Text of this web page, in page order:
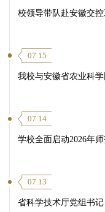
校领导带队赴安徽交
07.15
我校与安徽省农业科
07.14
学校全面启动2026年
07.13
省科学技术厅党组书